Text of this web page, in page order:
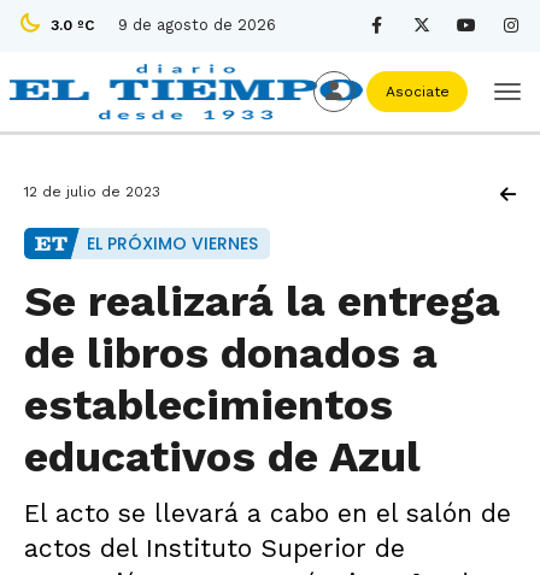
3.0 ºC 9 de agosto de 2026
Asociate
12 de julio de 2023
EL PRÓXIMO VIERNES
Se realizará la entrega
de libros donados a
establecimientos
educativos de Azul
El acto se llevará a cabo en el salón de
actos del Instituto Superior de